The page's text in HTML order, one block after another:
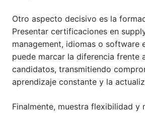
Otro aspecto decisivo es la
Presentar certificaciones en
management, idiomas o software
puede marcar la diferencia frente
candidatos, transmitiendo
aprendizaje constante y la
Finalmente, muestra flexibilidad y